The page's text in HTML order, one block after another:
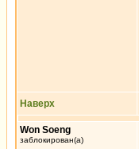
Наверх
Won Soeng
заблокирован(а)